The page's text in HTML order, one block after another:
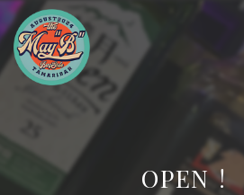
OPEN！